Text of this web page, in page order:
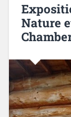
Nature